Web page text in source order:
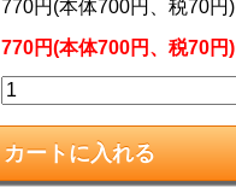
770円(本体700円、税70円)
770円(本体700円、税70円)